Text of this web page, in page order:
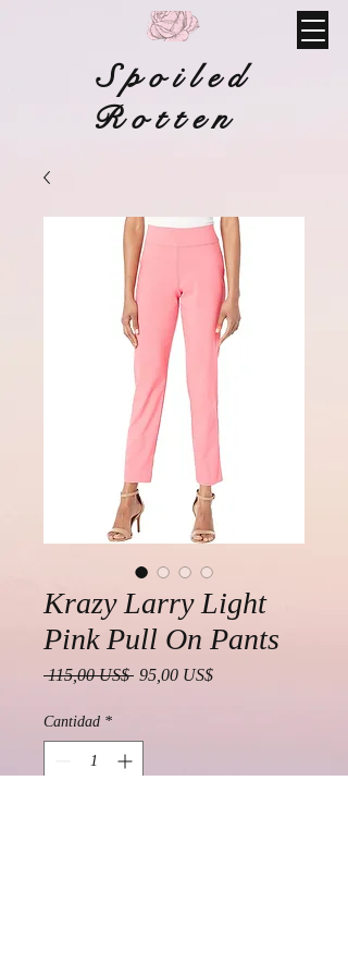
Spoiled
Rotten
Krazy Larry Light
Pink Pull On Pants
115,00 US$ Precio
95,00 US$Precio
Cantidad *